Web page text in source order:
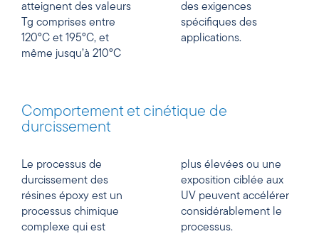
atteignent des valeurs
Tg comprises entre
120°C et 195°C, et
même jusqu’à 210°C
des exigences
spécifiques des
applications.
Comportement et cinétique de
durcissement
Le processus de
durcissement des
résines époxy est un
processus chimique
complexe qui est
plus élevées ou une
exposition ciblée aux
UV peuvent accélérer
considérablement le
processus.